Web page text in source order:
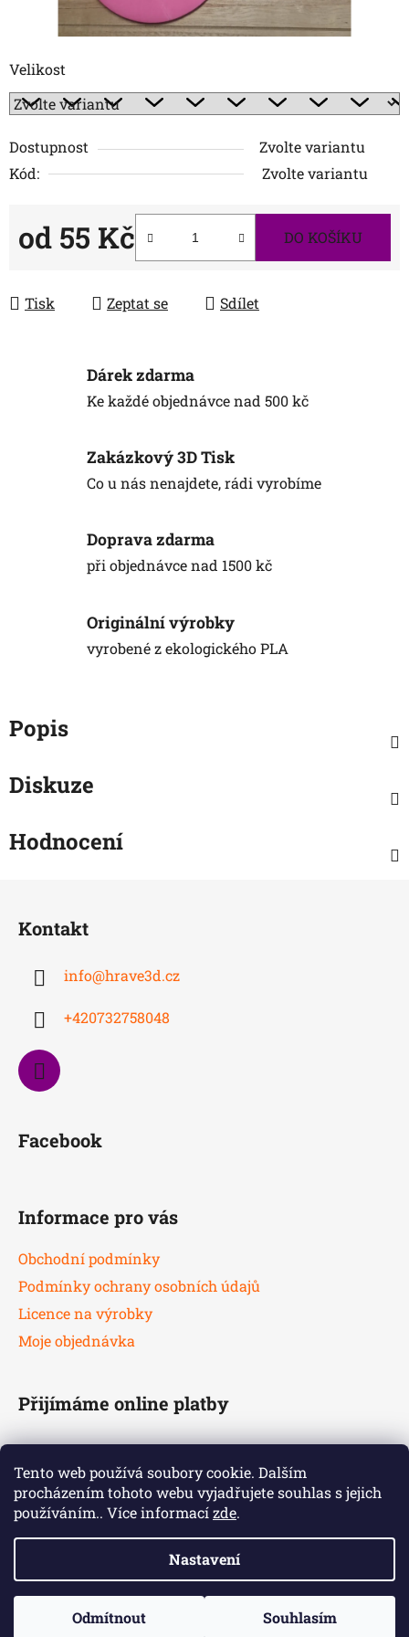
Tento web používá soubory cookie. Dalším
procházením tohoto webu vyjadřujete souhlas s jejich
používáním.. Více informacízde.
Nastavení
Odmítnout Souhlasím
Velikost
Dostupnost
Zvolte variantu
Kód:
Zvolte variantu
od 55 Kč DO KOŠÍKU
Tisk Zeptat se Sdílet
Dárek zdarma
Ke každé objednávce nad 500 kč
Zakázkový 3D Tisk
Co u nás nenajdete, rádi vyrobíme
Doprava zdarma
při objednávce nad 1500 kč
Originální výrobky
vyrobené z ekologického PLA
Popis
Diskuze
Hodnocení
Kontakt
info@hrave3d.cz
+420732758048
Facebook
Informace pro vás
Obchodní podmínky
Podmínky ochrany osobních údajů
Licence na výrobky
Moje objednávka
Přijímáme online platby
Vytvořil Shoptet